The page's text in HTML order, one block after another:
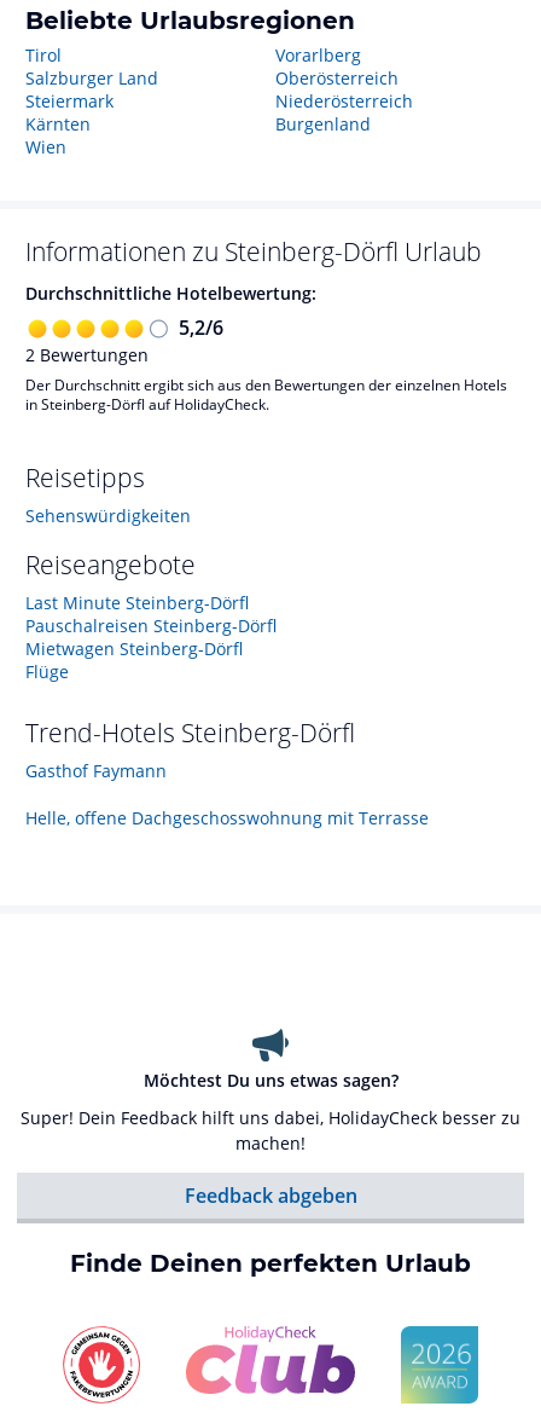
Beliebte Urlaubsregionen
Tirol
Salzburger Land
Steiermark
Kärnten
Wien
Vorarlberg
Oberösterreich
Niederösterreich
Burgenland
Informationen zu Steinberg-Dörfl Urlaub
Durchschnittliche Hotelbewertung:
5,2/6
2 Bewertungen
Der Durchschnitt ergibt sich aus den Bewertungen der einzelnen Hotels
in Steinberg-Dörfl auf HolidayCheck.
Reisetipps
Sehenswürdigkeiten
Reiseangebote
Last Minute Steinberg-Dörfl
Pauschalreisen Steinberg-Dörfl
Mietwagen Steinberg-Dörfl
Flüge
Trend-Hotels Steinberg-Dörfl
Gasthof Faymann
Helle, offene Dachgeschosswohnung mit Terrasse
Möchtest Du uns etwas sagen?
Super! Dein Feedback hilft uns dabei, HolidayCheck besser zu
machen!
Feedback abgeben
Finde Deinen perfekten Urlaub